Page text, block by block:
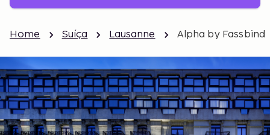
Home Suíça Lausanne Alpha by Fassbind